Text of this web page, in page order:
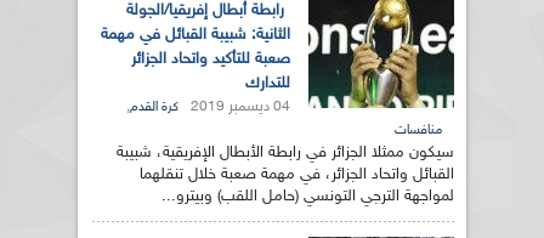
رابطة أبطال إفريقيا/الجولة
الثانية: شبيبة القبائل في مهمة
صعبة للتأكيد واتحاد الجزائر
للتدارك
04 ديسمبر 2019 كرة القدم,
منافسات
سيكون ممثلا الجزائر في رابطة الأبطال الإفريقية، شبيبة
القبائل واتحاد الجزائر، في مهمة صعبة خلال تنقلهما
لمواجهة الترجي التونسي (حامل اللقب) وبيترو...